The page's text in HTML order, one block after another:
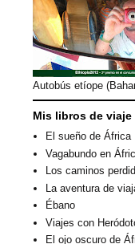
Autobús etíope
Mis libros de
El sueño de África
Vagabundo en
Los caminos
La aventura de
Ébano
Viajes con
El ojo oscuro de